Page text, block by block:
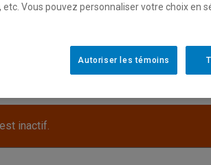
inactif.
Vous pouvez personnaliser votre choix en
Autoriser les témoins